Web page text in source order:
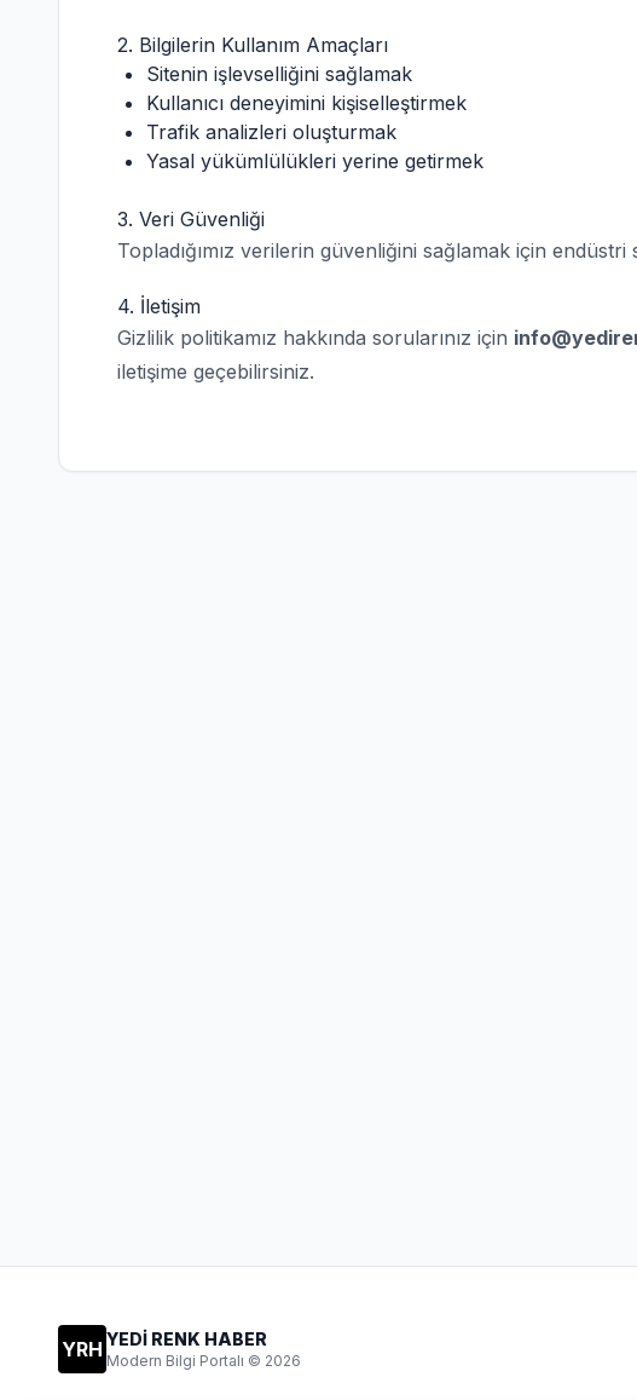
2. Bilgilerin Kullanım Amaçları
Sitenin işlevselliğini sağlamak
Kullanıcı deneyimini kişiselleştirmek
Trafik analizleri oluşturmak
Yasal yükümlülükleri yerine getirmek
3. Veri Güvenliği
Topladığımız verilerin güvenliğini sağlamak için
4. İletişim
Gizlilik politikamız hakkında sorularınız için
iletişime geçebilirsiniz.
YRH YEDİ RENK HABER
Modern Bilgi Portalı © 2026